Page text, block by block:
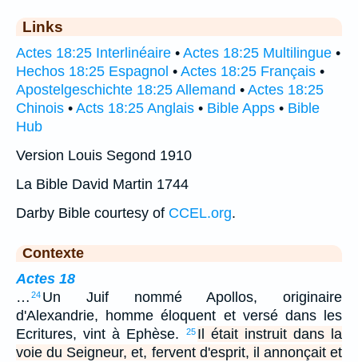
Links
Actes 18:25 Interlinéaire • Actes 18:25 Multilingue •
Hechos 18:25 Espagnol • Actes 18:25 Français •
Apostelgeschichte 18:25 Allemand • Actes 18:25
Chinois • Acts 18:25 Anglais • Bible Apps • Bible
Hub
Version Louis Segond 1910
La Bible David Martin 1744
Darby Bible courtesy of CCEL.org.
Contexte
Actes 18
… 24 Un Juif nommé Apollos, originaire
d'Alexandrie, homme éloquent et versé dans les
Ecritures, vint à Ephèse.
25 Il était instruit dans la
voie du Seigneur, et, fervent d'esprit, il annonçait et